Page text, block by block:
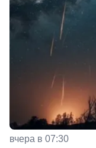
вчера в 07:30